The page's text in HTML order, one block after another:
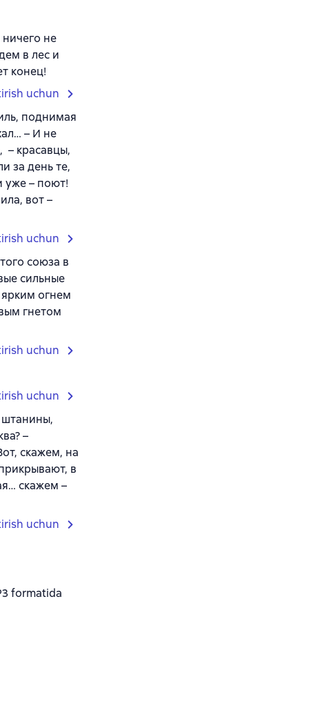
не
в лес и
конец!
uchun
поднимая
– И не
– красавцы,
за день те,
уже – поют!
вот –
uchun
союза в
сильные
огнем
гнетом
uchun
uchun
штанины,
–
скажем, на
в
скажем –
uchun
formatida